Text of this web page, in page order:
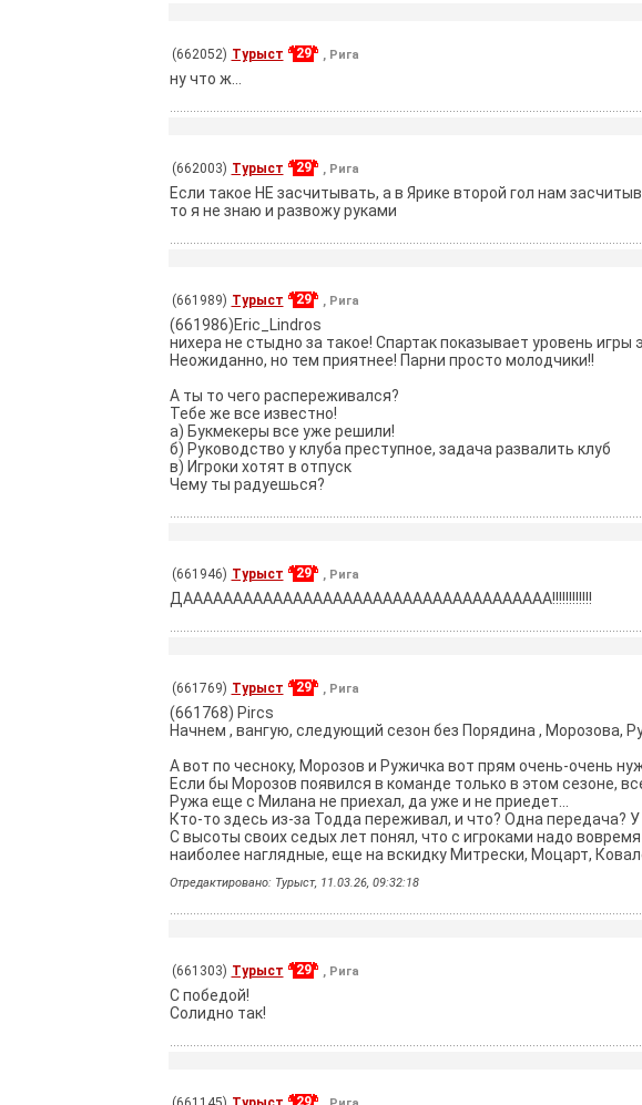
(662052) Турыст 29 , Рига
ну что ж...
(662003) Турыст 29 , Рига
Если такое НЕ засчитывать, а в Ярике второй гол нам
то я не знаю и развожу руками
(661989) Турыст 29 , Рига
(661986)Eric_Lindros
нихера не стыдно за такое! Спартак показывает уровень игры
Неожиданно, но тем приятнее! Парни просто молодчики!!
А ты то чего распереживался?
Тебе же все известно!
а) Букмекеры все уже решили!
б) Руководство у клуба преступное, задача развалить клуб
в) Игроки хотят в отпуск
Чему ты радуешься?
(661946) Турыст 29 , Рига
ДААААААААААААААААААААААААААААААААААААА!!!!!!!!!!!!
(661769) Турыст 29 , Рига
(661768) Pircs
Начнем , вангую, следующий сезон без Порядина , Морозова,
А вот по чесноку, Морозов и Ружичка вот прям очень-очень
Если бы Морозов появился в команде только в этом сезоне,
Ружа еще с Милана не приехал, да уже и не приедет...
Кто-то здесь из-за Тодда переживал, и что? Одна передача?
С высоты своих седых лет понял, что с игроками надо
наиболее наглядные, еще на вскидку Митрески, Моцарт,
Отредактировано: Турыст, 11.03.26, 09:32:18
(661303) Турыст 29 , Рига
С победой!
Солидно так!
29